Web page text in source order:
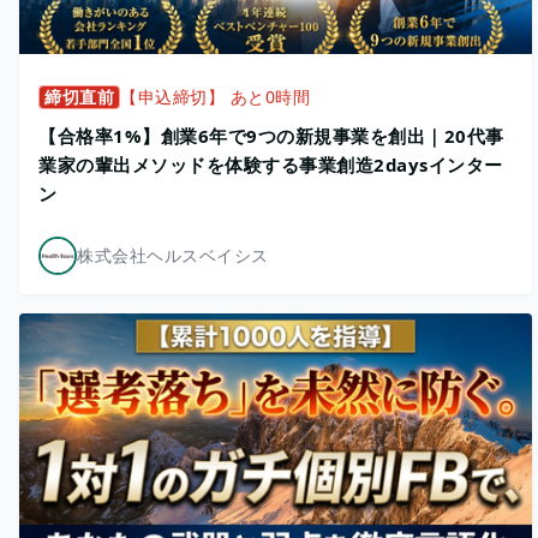
締切直前 【申込締切】 あと0時間
【合格率1%】創業6年で9つの新規事業を創出｜20代事
業家の輩出メソッドを体験する事業創造2daysインター
ン
株式会社ヘルスベイシス